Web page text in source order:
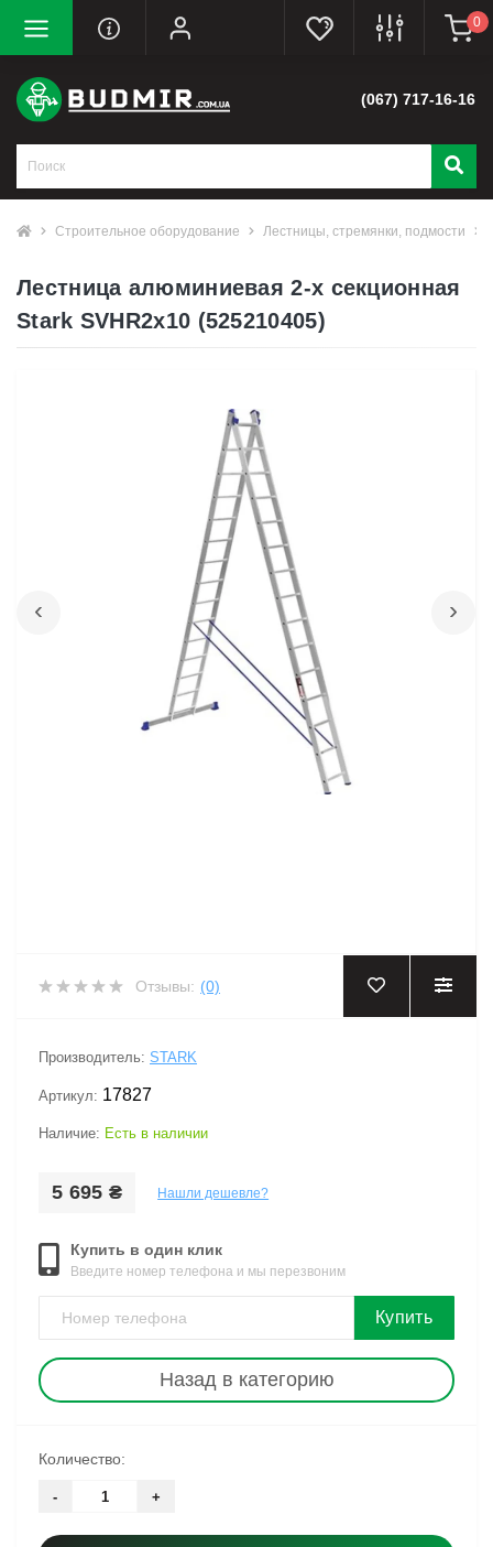
0
(067) 717-16-16
Строительное оборудование Лестницы, стремянки, подмости
Лестница алюминиевая 2-х секционная
Stark SVHR2x10 (525210405)
‹ ›
‹ ›
Отзывы: (0)
Производитель: STARK
Артикул: 17827
Наличие: Есть в наличии
5 695 ₴ Нашли дешевле?
Купить в один клик
Введите номер телефона и мы перезвоним
Купить
Назад в категорию
Количество:
- +